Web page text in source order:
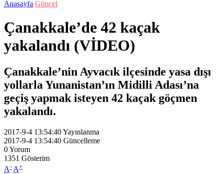
Anasayfa Güncel
Çanakkale’de 42 kaçak
yakalandı (VİDEO)
Çanakkale’nin Ayvacık ilçesinde yasa dışı
yollarla Yunanistan’ın Midilli Adası’na
geçiş yapmak isteyen 42 kaçak göçmen
yakalandı.
2017-9-4 13:54:40Yayınlanma
2017-9-4 13:54:40 Güncelleme
0Yorum
1351 Gösterim
A- A+